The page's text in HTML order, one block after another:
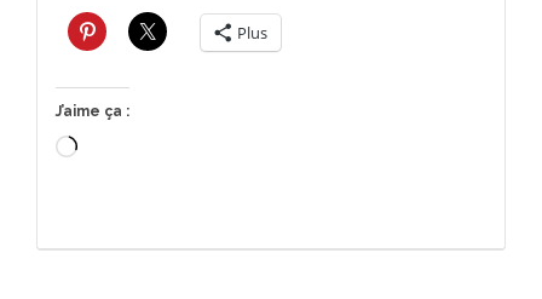
Plus
J’aime ça :
Chargement…